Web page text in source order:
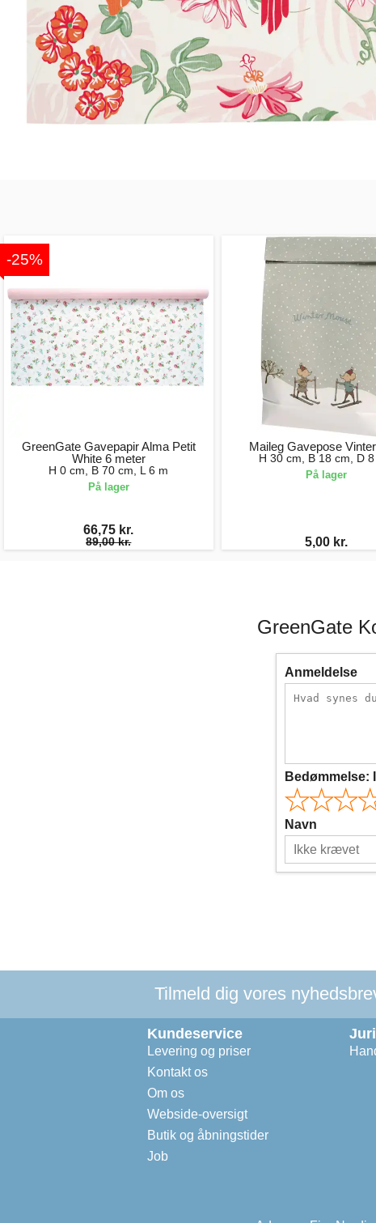
-25%
GreenGate Gavepapir Alma Petit
White 6 meter
H 0 cm, B 70 cm, L 6 m
På lager
66,75 kr.
89,00 kr.
Maileg Gavepose
H 30 cm, B 18 cm, D
På lager
5,00 kr.
GreenGate
Anmeldelse
Bedømmelse:
Navn
Tilmeld dig vores
Kundeservice
Levering og priser
Kontakt os
Om os
Webside-oversigt
Butik og åbningstider
Job